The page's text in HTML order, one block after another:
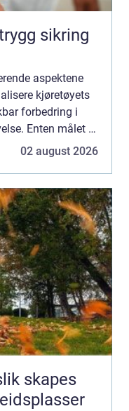
aspektene
kjøretøyets
forbedring i
Enten målet er
02 august 2026
skapes